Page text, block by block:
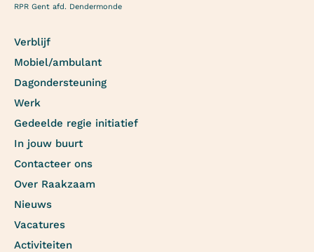
RPR Gent afd. Dendermonde
Verblijf
Mobiel/ambulant
Dagondersteuning
Werk
Gedeelde regie initiatief
In jouw buurt
Contacteer ons
Over Raakzaam
Nieuws
Vacatures
Activiteiten